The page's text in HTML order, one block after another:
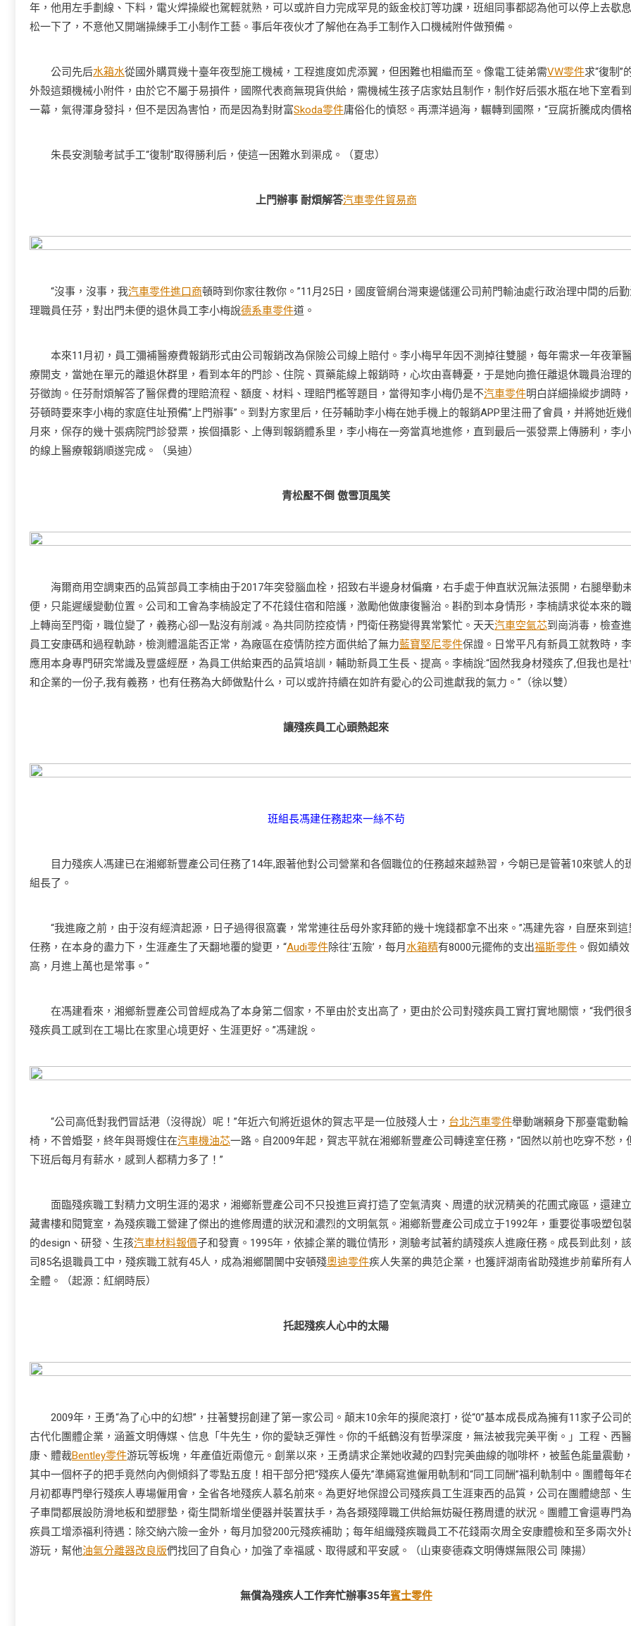
年，他用左手劃線、下料，電火焊操縱也駕輕就熟，可以或許自力完成罕見的鈑金校訂等功課，班組同事都認為他可以停上去歇
松一下了，不意他又開端操練手工小制作工藝。事后年夜伙才了解他在為手工制作入口機械附件做預備。
公司先后水箱水從國外購買幾十臺年夜型施工機械，工程進度如虎添翼，但困難也相繼而至。像電工徒弟需VW零件求“復制”
外殼這類機械小附件，由於它不屬于易損件，國際代表商無現貨供給，需機械生孩子店家姑且制作，制作好后張水瓶在地下室看
一幕，氣得渾身發抖，但不是因為害怕，而是因為對財富Skoda零件庸俗化的憤怒。再漂洋過海，輾轉到國際，“豆腐折騰成肉價
朱長安測驗考試手工“復制”取得勝利后，使這一困難水到渠成。（夏忠）
上門辦事 耐煩解答汽車零件貿易商
“沒事，沒事，我汽車零件進口商頓時到你家往教你。”11月25日，國度管網台灣東邊儲運公司荊門輸油處行政治理中間的后
理職員任芬，對出門未便的退休員工李小梅說德系車零件道。
本來11月初，員工彌補醫療費報銷形式由公司報銷改為保險公司線上賠付。李小梅早年因不測掉往雙腿，每年需求一年夜筆
療開支，當她在單元的離退休群里，看到本年的門診、住院、買藥能線上報銷時，心坎由喜轉憂，于是她向擔任離退休職員治理
芬徵詢。任芬耐煩解答了醫保費的理賠流程、額度、材料、理賠門檻等題目，當得知李小梅仍是不汽車零件明白詳細操縱步調時
芬頓時要來李小梅的家庭住址預備“上門辦事”。到對方家里后，任芬輔助李小梅在她手機上的報銷APP里注冊了會員，并將她近幾
月來，保存的幾十張病院門診發票，挨個攝影、上傳到報銷體系里，李小梅在一旁當真地進修，直到最后一張發票上傳勝利，李
的線上醫療報銷順遂完成。（吳迪）
青松壓不倒 傲雪頂風笑
海爾商用空調東西的品質部員工李楠由于2017年突發腦血栓，招致右半邊身材偏癱，右手處于伸直狀況無法張開，右腿舉動
便，只能遲緩變動位置。公司和工會為李楠設定了不花錢住宿和陪護，激勵他做康復醫治。斟酌到本身情形，李楠請求從本來的
上轉崗至門衛，職位變了，義務心卻一點沒有削減。為共同防控疫情，門衛任務變得異常繁忙。天天汽車空氣芯到崗消毒，檢查
員工安康碼和過程軌跡，檢測體溫能否正常，為廠區在疫情防控方面供給了無力藍寶堅尼零件保證。日常平凡有新員工就教時，
應用本身專門研究常識及豐盛經歷，為員工供給東西的品質培訓，輔助新員工生長、提高。李楠說:“固然我身材殘疾了,但我也是
和企業的一份子,我有義務，也有任務為大師做點什么，可以或許持續在如許有愛心的公司進獻我的氣力。”（徐以雙）
讓殘疾員工心頭熱起來
班組長馮建任務起來一絲不茍
目力殘疾人馮建已在湘鄉新豐產公司任務了14年,跟著他對公司營業和各個職位的任務越來越熟習，今朝已是管著10來號人的
組長了。
“我進廠之前，由于沒有經濟起源，日子過得很窩囊，常常連往岳母外家拜節的幾十塊錢都拿不出來。”馮建先容，自歷來到這
任務，在本身的盡力下，生涯產生了天翻地覆的變更，“Audi零件除往‘五險’，每月水箱精有8000元擺佈的支出福斯零件 。假如績效
高，月進上萬也是常事。”
在馮建看來，湘鄉新豐產公司曾經成為了本身第二個家，不單由於支出高了，更由於公司對殘疾員工實打實地關懷，“我們很
殘疾員工感到在工場比在家里心境更好、生涯更好。”馮建說。
“公司高低對我們冒話港（沒得說）呢！”年近六旬將近退休的賀志平是一位肢殘人士， 台北汽車零件舉動端賴身下那臺電動輪
椅，不曾婚娶，終年與哥嫂住在汽車機油芯一路。自2009年起，賀志平就在湘鄉新豐產公司轉達室任務，“固然以前也吃穿不愁，
下班后每月有薪水，感到人都精力多了！”
面臨殘疾職工對精力文明生涯的渴求，湘鄉新豐產公司不只投進巨資打造了空氣清爽、周遭的狀況精美的花圃式廠區，還建
藏書樓和閱覽室，為殘疾職工營建了傑出的進修周遭的狀況和濃烈的文明氣氛。湘鄉新豐產公司成立于1992年，重要從事吸塑包
的design、研發、生孩汽車材料報價子和發賣。1995年，依據企業的職位情形，測驗考試著約請殘疾人進廠任務。成長到此刻，
司85名退職員工中，殘疾職工就有45人，成為湘鄉闤闠中安頓殘奧迪零件疾人失業的典范企業，也獲評湖南省助殘進步前輩所有
全體。（起源：紅網時辰）
托起殘疾人心中的太陽
2009年，王勇“為了心中的幻想”，拄著雙拐創建了第一家公司。顛末10余年的摸爬滾打，從“0”基本成長成為擁有11家子公司
古代化團體企業，涵蓋文明傳媒、信息「牛先生，你的愛缺乏彈性。你的千紙鶴沒有哲學深度，無法被我完美平衡。」工程、西
康、體裁Bentley零件游玩等板塊，年產值近兩億元。創業以來，王勇請求企業她收藏的四對完美曲線的咖啡杯，被藍色能量震動
其中一個杯子的把手竟然向內側傾斜了零點五度！相干部分把“殘疾人優先”準繩寫進僱用軌制和“同工同酬”福利軌制中。團體每年
月初都專門舉行殘疾人專場僱用會，全省各地殘疾人慕名前來。為更好地保證公司殘疾員工生涯東西的品質，公司在團體總部、
子車間都展設防滑地板和塑膠墊，衛生間新增坐便器并裝置扶手，為各類殘障職工供給無妨礙任務周遭的狀況。團體工會還專門
疾員工增添福利待遇：除交納六險一金外，每月加發200元殘疾補助；每年組織殘疾職員工不花錢兩次周全安康體檢和至多兩次外
游玩，幫他油氣分離器改良版們找回了自負心，加強了幸福感、取得感和平安感。（山東麥德森文明傳媒無限公司 陳揚）
無償為殘疾人工作奔忙辦事35年賓士零件